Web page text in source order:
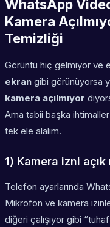
WhatsApp
Kamera
Temizliği
Görüntü hiç gelmiyor ve
ekran gibi görünüyorsa
kamera açılmıyor
Ama tabii başka
tek ele alalım.
1) Kamera izni açık
Telefon ayarlarında
Mikrofon ve kamera
diğeri çalışıyor gibi